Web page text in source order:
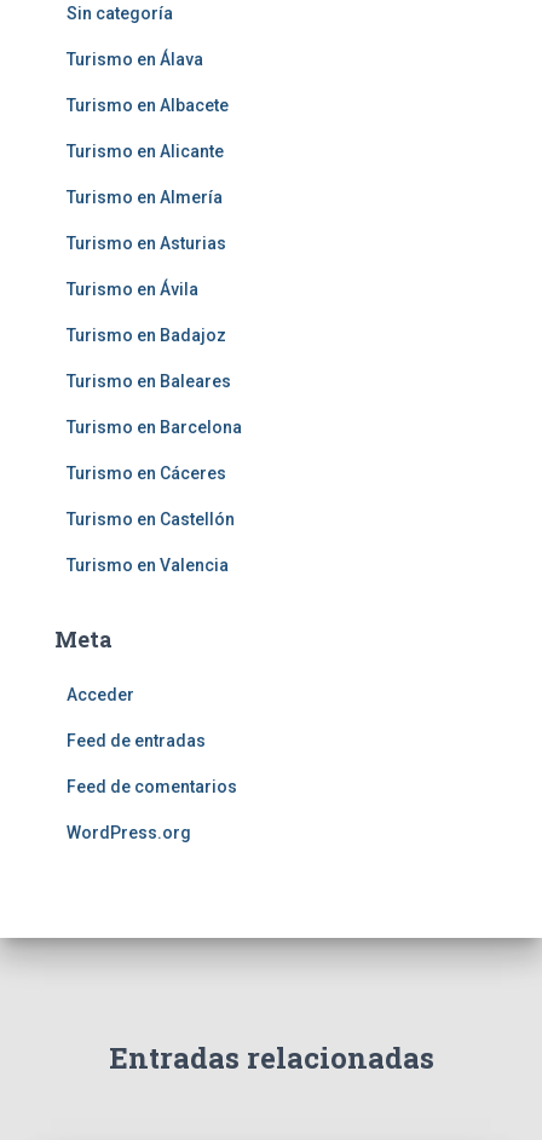
Sin categoría
Turismo en Álava
Turismo en Albacete
Turismo en Alicante
Turismo en Almería
Turismo en Asturias
Turismo en Ávila
Turismo en Badajoz
Turismo en Baleares
Turismo en Barcelona
Turismo en Cáceres
Turismo en Castellón
Turismo en Valencia
Meta
Acceder
Feed de entradas
Feed de comentarios
WordPress.org
Entradas relacionadas